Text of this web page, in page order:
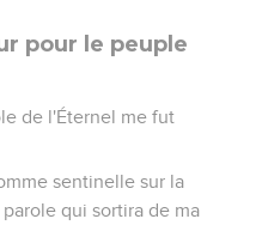
pour le peuple
de l'Éternel me fut
sentinelle sur la
qui sortira de ma